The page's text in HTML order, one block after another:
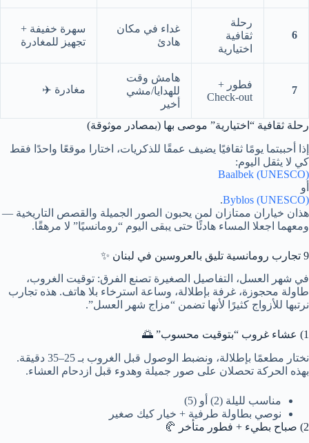
6
رحلة
ثقافية
اختيارية
غداء في مكان
هادئ
سهرة خفيفة +
تجهيز للمغادرة
7
فطور +
Check-out
هامش وقت
للهدايا/مشي
أخير
مغادرة ✈️
رحلة ثقافية “اختيارية” موصى بها (بمصادر موثوقة)
إذا أحببتما يومًا ثقافيًا يضيف عمقًا للذكريات، اختارا موقعًا واحدًا فقط
كي لا يثقل اليوم:
Baalbek (UNESCO)
أو
Byblos (UNESCO)
.
هذان خياران ممتازان لمن يحبون الصور الجميلة والقصص التاريخية —
ومعهما اجعلا المساء هادئًا حتى يبقى اليوم “رومانسيًا” لا مرهقًا.
9 تجارب رومانسية تليق بالعروسين في لبنان ✨
في شهر العسل، التفاصيل الصغيرة تصنع الفرق: توقيت الغروب،
طاولة محجوزة، غرفة بإطلالة، وساعة استرخاء بلا هاتف. هذه تجارب
نرتبها للأزواج كثيرًا لأنها تضمن “مزاج شهر العسل”.
1) عشاء غروب “بتوقيت محسوب” 🌅
نختار مطعمًا بإطلالة، ونضبط الوصول قبل الغروب بـ 25–35 دقيقة.
بهذه الحركة تحصلان على صور جميلة وهدوء قبل ازدحام العشاء.
مناسب لليلة (2) أو (5)
نوصي بطاولة طرفية + خيار كيك صغير
2) صباح بطيء + فطور متأخر 🥐